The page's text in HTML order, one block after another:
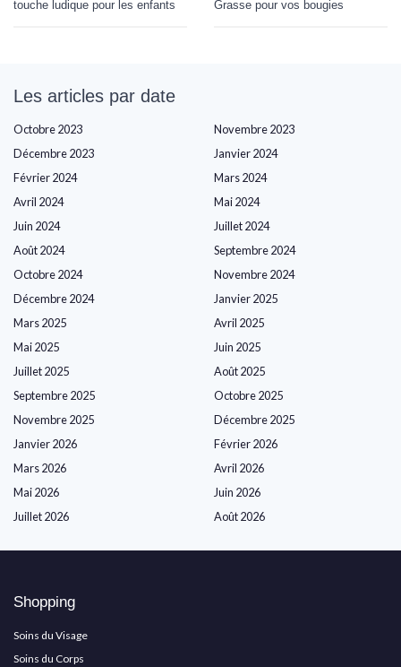
touche ludique pour les enfants Grasse pour vos bougies
Les articles par date
Octobre 2023
Novembre 2023
Décembre 2023
Janvier 2024
Février 2024
Mars 2024
Avril 2024
Mai 2024
Juin 2024
Juillet 2024
Août 2024
Septembre 2024
Octobre 2024
Novembre 2024
Décembre 2024
Janvier 2025
Mars 2025
Avril 2025
Mai 2025
Juin 2025
Juillet 2025
Août 2025
Septembre 2025
Octobre 2025
Novembre 2025
Décembre 2025
Janvier 2026
Février 2026
Mars 2026
Avril 2026
Mai 2026
Juin 2026
Juillet 2026
Août 2026
Shopping
Soins du Visage
Soins du Corps